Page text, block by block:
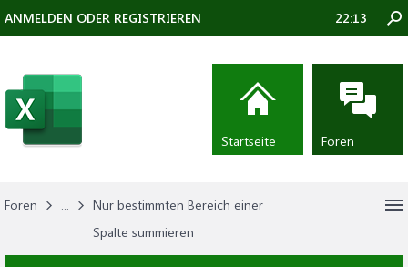
Foren ...
Nur bestimmten Bereich einer
Spalte summieren
ANMELDEN ODER REGISTRIEREN 22:13
Startseite Foren